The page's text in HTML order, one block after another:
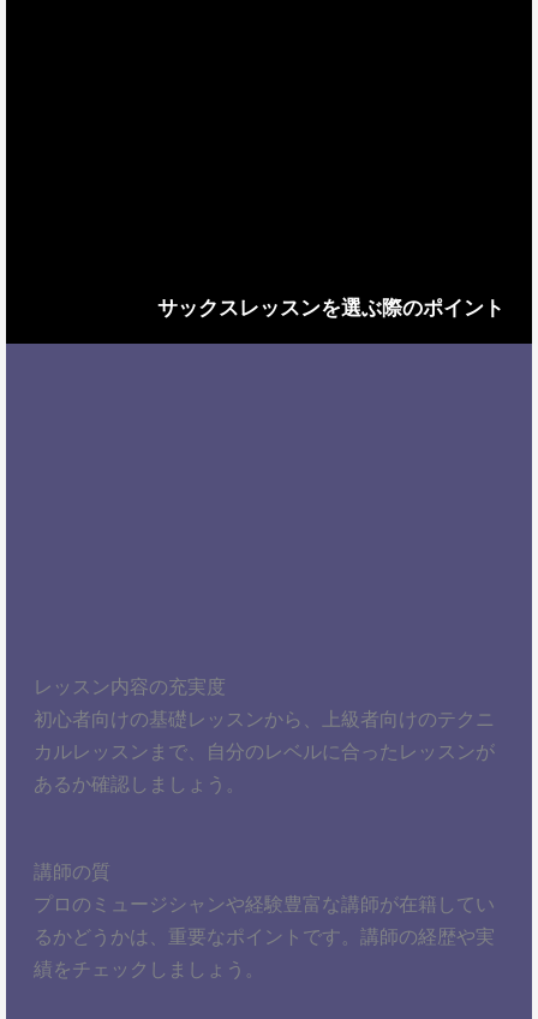
サックスレッスンを選ぶ際のポイント
レッスン内容の充実度
初心者向けの基礎レッスンから、上級者向けのテクニ
カルレッスンまで、自分のレベルに合ったレッスンが
あるか確認しましょう。
講師の質
プロのミュージシャンや経験豊富な講師が在籍してい
るかどうかは、重要なポイントです。講師の経歴や実
績をチェックしましょう。